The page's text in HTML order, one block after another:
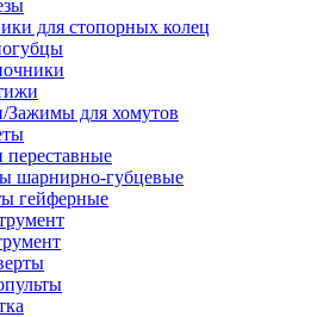
для стопорных колец
для хомутов
шарнирно-губцевые
гейферные